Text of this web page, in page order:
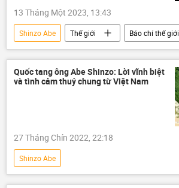
13 Tháng Một 2023, 13:43
Shinzo Abe Thế giới
Báo chí thế giới
Vụ ám sát cựu Thủ tướng Nhật Bản Shinzo Abe
cái chết
Quốc tang ông Abe Shinzo: Lời vĩnh biệt
và tình cảm thuỷ chung từ Việt Nam
27 Tháng Chín 2022, 22:18
Shinzo Abe
Vụ ám sát cựu Thủ tướng Nhật Bản Shinzo Abe